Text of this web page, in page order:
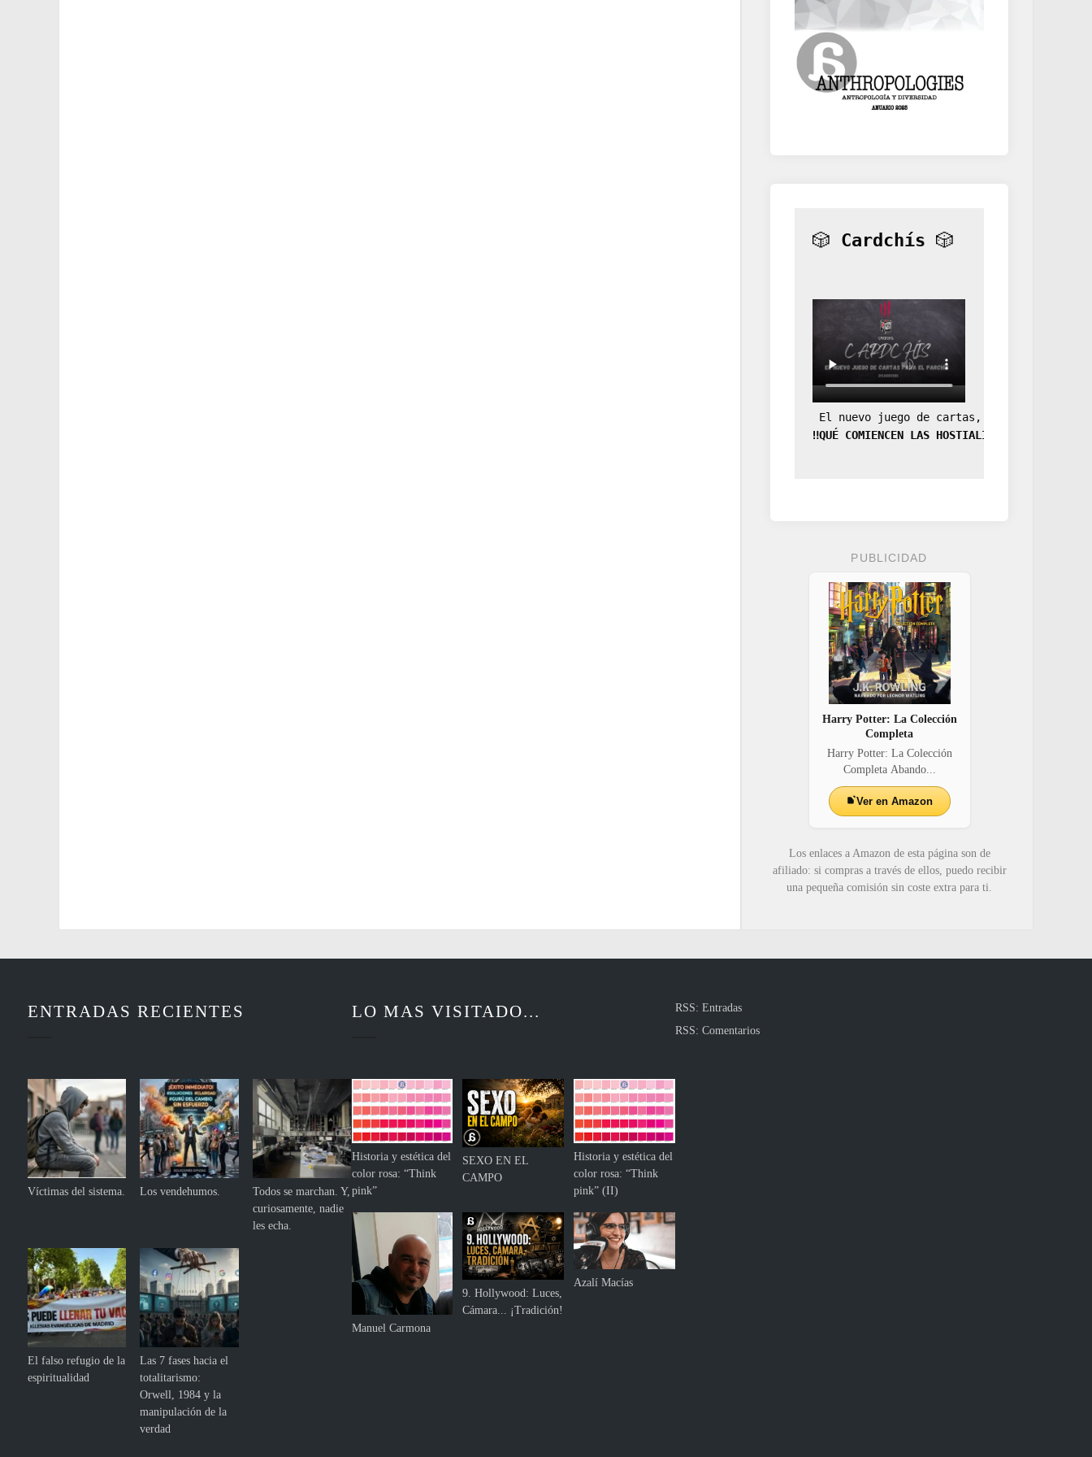
🎲 Cardchís 🎲
El nuevo juego de cartas, la expansión
‼️QUÉ COMIENCEN LAS HOSTIALIDADES‼️
PUBLICIDAD
Harry Potter: La Colección
Completa
Harry Potter: La Colección
Completa Abando...
Ver en Amazon
Los enlaces a Amazon de esta página son de
afiliado: si compras a través de ellos, puedo recibir
una pequeña comisión sin coste extra para ti.
ENTRADAS RECIENTES
Víctimas del sistema. Los vendehumos.
Todos se marchan. Y,
curiosamente, nadie
les echa.
El falso refugio de la
espiritualidad
Las 7 fases hacia el
totalitarismo:
Orwell, 1984 y la
manipulación de la
verdad
LO MAS VISITADO...
Historia y estética del
color rosa: “Think
pink”
SEXO EN EL
CAMPO
Historia y estética del
color rosa: “Think
pink” (II)
Manuel Carmona
9. Hollywood: Luces,
Cámara... ¡Tradición!
Azalí Macías
RSS: Entradas
RSS: Comentarios